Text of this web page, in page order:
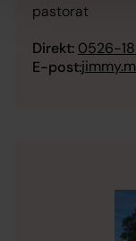
pastorat
Direkt: 0526-
E-post: